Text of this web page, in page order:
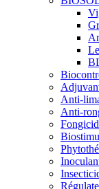
Anti-
Anti-